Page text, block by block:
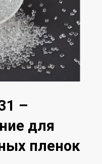
–
для
пленок